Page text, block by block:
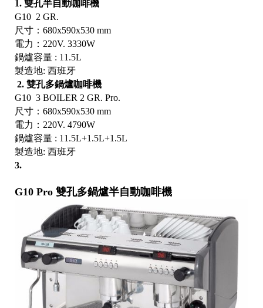
1. 雙孔半自動咖啡機
G10 2 GR.
尺寸：680x590x530 mm
電力：220V. 3330W
鍋爐容量 : 11.5L
製造地: 西班牙
2. 雙孔多鍋爐咖啡機
G10 3 BOILER 2 GR. Pro.
尺寸：680x590x530 mm
電力：220V. 4790W
鍋爐容量 : 11.5L+1.5L+1.5L
製造地: 西班牙
3.
G10 Pro 雙孔多鍋爐半自動咖啡機